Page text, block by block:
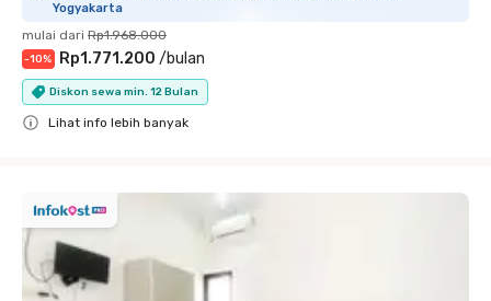
Yogyakarta
mulai dari Rp1.968.000
-10% Rp1.771.200 /bulan
Diskon sewa min. 12 Bulan
Lihat info lebih banyak